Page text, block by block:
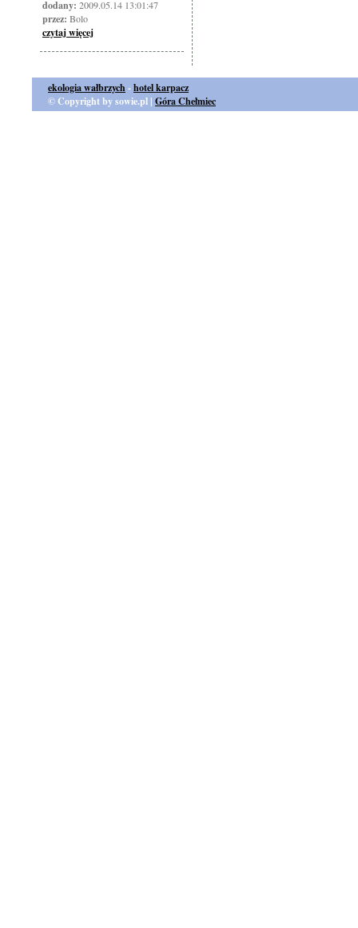
dodany: 2009.05.14 13:01:47
przez: Bolo
czytaj więcej
ekologia wałbrzych-hotel karpacz
© Copyright by sowie.pl | Góra Chełmiec